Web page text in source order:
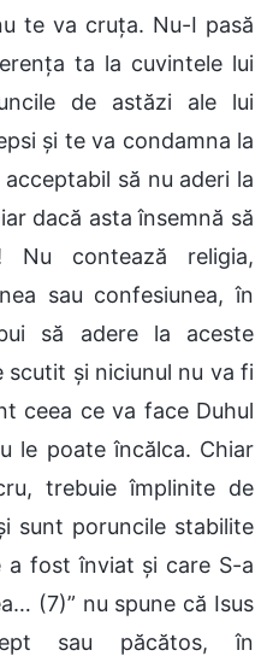
te va cruța. Nu-I pasă
ta la cuvintele lui
de astăzi ale lui
și te va condamna la
să nu aderi la
dacă asta însemnă să
Nu contează religia,
sau confesiunea, în
să adere la aceste
scutit și niciunul nu va fi
ceea ce va face Duhul
le poate încălca. Chiar
trebuie împlinite de
sunt poruncile stabilite
a fost înviat și care S-a
(7)” nu spune că Isus
sau păcătos, în